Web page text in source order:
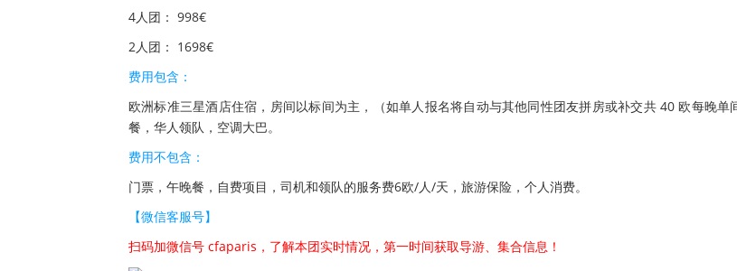
4人团： 998€
2人团： 1698€
费用包含：
欧洲标准三星酒店住宿，房间以标间为主，（如单人报名将自动与其他同性团友拼房或补交共 40 欧每晚单
餐，华人领队，空调大巴。
费用不包含：
门票，午晚餐，自费项目，司机和领队的服务费6欧/人/天，旅游保险，个人消费。
【微信客服号】
扫码加微信号 cfaparis，了解本团实时情况，第一时间获取导游、集合信息！